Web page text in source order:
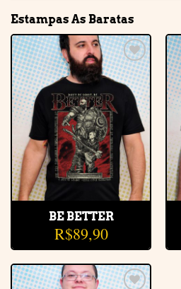
Estampas As Baratas
Adicionar
à lista de
desejos
BE BETTER
R$89,90